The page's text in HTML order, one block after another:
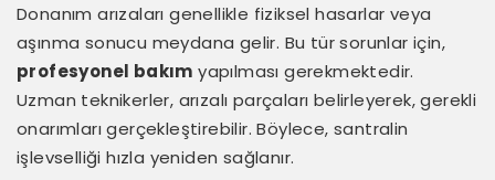
Donanım arızaları genellikle fiziksel hasarlar veya
aşınma sonucu meydana gelir. Bu tür sorunlar için,
profesyonel bakım yapılması gerekmektedir.
Uzman teknikerler, arızalı parçaları belirleyerek, gerekli
onarımları gerçekleştirebilir. Böylece, santralin
işlevselliği hızla yeniden sağlanır.